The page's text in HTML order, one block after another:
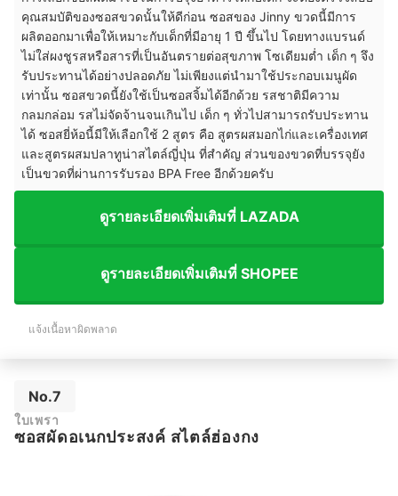
คุณสมบัติของซอสขวดนั้นให้ดีก่อน ซอสของ Jinny ขวดนี้มีการ
ผลิตออกมาเพื่อให้เหมาะกับเด็กที่มีอายุ 1 ปี ขึ้นไป โดยทางแบรนด์
ไม่ใส่ผงชูรสหรือสารที่เป็นอันตรายต่อสุขภาพ โซเดียมต่ำ เด็ก ๆ จึง
รับประทานได้อย่างปลอดภัย ไม่เพียงแต่นำมาใช้ประกอบเมนูผัด
เท่านั้น ซอสขวดนี้ยังใช้เป็นซอสจิ้มได้อีกด้วย รสชาติมีความ
กลมกล่อม รสไม่จัดจ้านจนเกินไป เด็ก ๆ ทั่วไปสามารถรับประทาน
ได้ ซอสยี่ห้อนี้มีให้เลือกใช้ 2 สูตร คือ สูตรผสมอกไก่และเครื่องเทศ
และสูตรผสมปลาทูน่าสไตล์ญี่ปุ่น ที่สำคัญ ส่วนของขวดที่บรรจุยัง
เป็นขวดที่ผ่านการรับรอง BPA Free อีกด้วยครับ
ดูรายละเอียดเพิ่มเติมที่ LAZADA
ดูรายละเอียดเพิ่มเติมที่ SHOPEE
แจ้งเนื้อหาผิดพลาด
No.7
ใบเพรา
ซอสผัดอเนกประสงค์ สไตล์ฮ่องกง